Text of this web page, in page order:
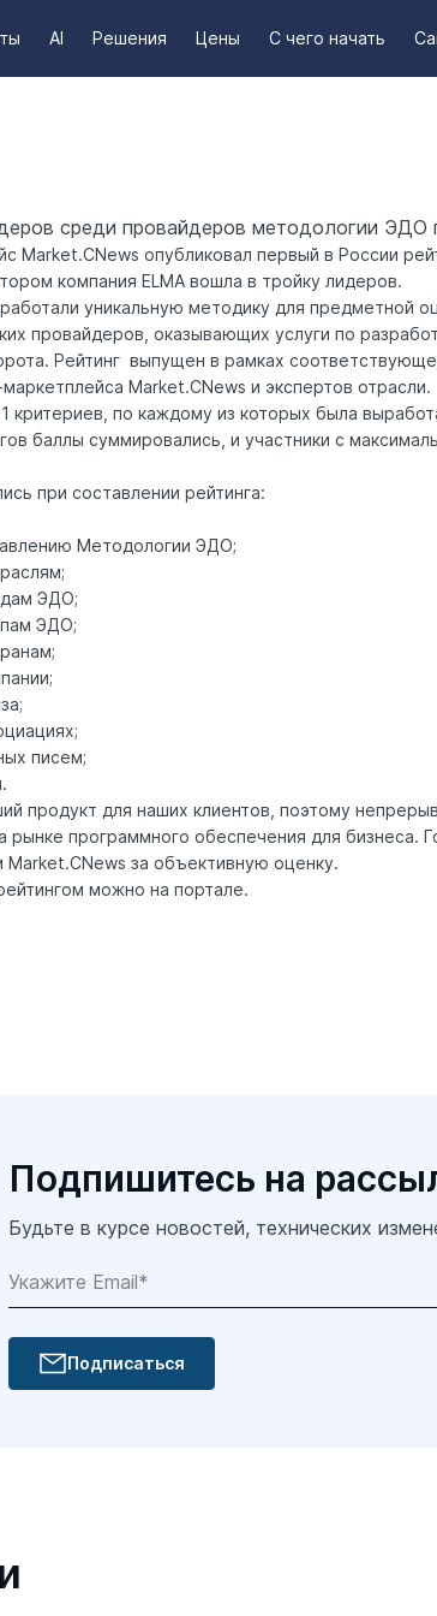
AI Решения Цены С чего начать
среди провайдеров методологии ЭДО
Market.CNews опубликовал первый в России
компания ELMA вошла в тройку лидеров.
уникальную методику для предметной
провайдеров, оказывающих услуги по
. Рейтинг выпущен в рамках
Market.CNews и экспертов отрасли.
критериев, по каждому из которых была
баллы суммировались, и участники с
при составлении рейтинга:
Методологии ЭДО;
ЭДО;
ЭДО;
писем;
продукт для наших клиентов, поэтому
программного обеспечения для бизнеса.
за объективную оценку.
можно на портале.
Подпишитесь на
Будьте в курсе новостей, технических
Подписаться